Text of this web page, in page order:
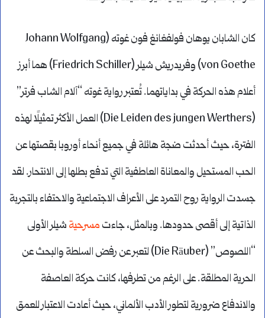
كان الشابان يوهان فولفغانغ فون غوته (Johann Wolfgang
von Goethe) وفريدريش شيلر (Friedrich Schiller) هما أبرز
أعلام هذه الحركة في بداياتهما. تُعتبر رواية غوته “آلام الشاب فرتر”
(Die Leiden des jungen Werthers) العمل الأكثر تمثيلًا لهذه
الفترة، حيث أحدثت ضجة هائلة في جميع أنحاء أوروبا بقصتها عن
الحب المستحيل والمعاناة العاطفية التي تدفع بطلها إلى الانتحار. لقد
جسدت الرواية روح التمرد على الأعراف الاجتماعية والاحتفاء بالتجربة
الذاتية إلى أقصى حدودها. وبالمثل، جاءت مسرحية شيلر الأولى
“اللصوص” (Die Räuber) لتعبر عن رفض السلطة والبحث عن
الحرية المطلقة. على الرغم من تطرفها، كانت حركة العاصفة
والاندفاع ضرورية لتطور الأدب الألماني، حيث أعادت الاعتبار للعمق